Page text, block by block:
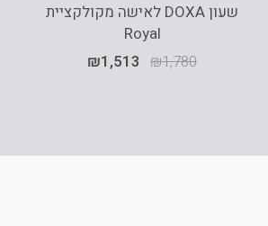
שעון DOXA לאישה מקולקציית
Royal
₪1,780
₪1,513